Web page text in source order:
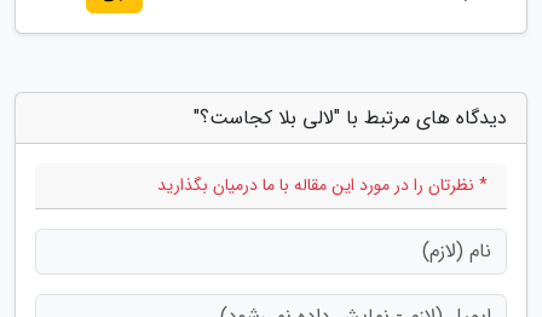
دیدگاه های مرتبط با "لالی بلا کجاست؟"
* نظرتان را در مورد این مقاله با ما درمیان بگذارید